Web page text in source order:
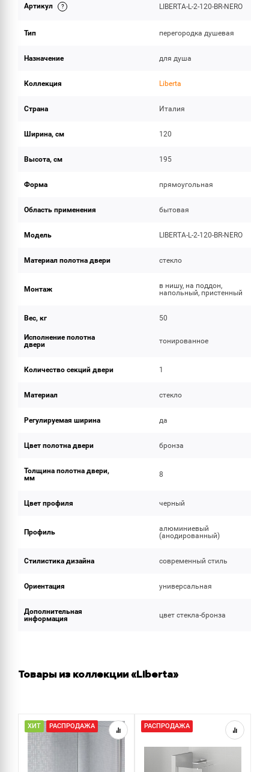
ОБЪЕМ ПОСТАВКИ
Артикул LIBERTA-L-2-120-BR-NERO
Тип перегородка душевая
Назначение для душа
Коллекция Liberta
Страна Италия
Ширина, см 120
Высота, см 195
Форма прямоугольная
Область применения бытовая
Модель LIBERTA-L-2-120-BR-NERO
Материал полотна двери стекло
Монтаж
в нишу, на поддон,
напольный, пристенный
Вес, кг 50
Исполнение полотна
двери
тонированное
Количество секций двери 1
Материал стекло
Регулируемая ширина да
Цвет полотна двери бронза
Толщина полотна двери,
мм
8
Цвет профиля черный
Профиль
алюминиевый
(анодированный)
Стилистика дизайна современный стиль
Ориентация универсальная
Дополнительная
информация
цвет стекла-бронза
Товары из коллекции «Liberta»
ХИТ РАСПРОДАЖА РАСПРОДАЖА